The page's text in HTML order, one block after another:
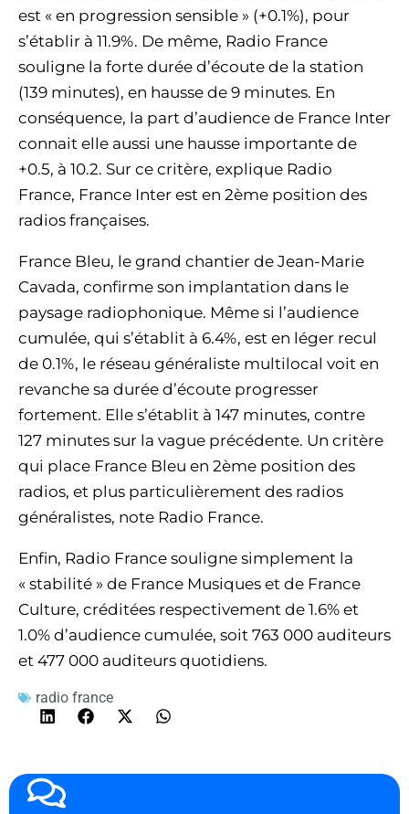
est « en progression sensible » (+0.1%), pour
s’établir à 11.9%. De même, Radio France
souligne la forte durée d’écoute de la station
(139 minutes), en hausse de 9 minutes. En
conséquence, la part d’audience de France Inter
connait elle aussi une hausse importante de
+0.5, à 10.2. Sur ce critère, explique Radio
France, France Inter est en 2ème position des
radios françaises.
France Bleu, le grand chantier de Jean-Marie
Cavada, confirme son implantation dans le
paysage radiophonique. Même si l’audience
cumulée, qui s’établit à 6.4%, est en léger recul
de 0.1%, le réseau généraliste multilocal voit en
revanche sa durée d’écoute progresser
fortement. Elle s’établit à 147 minutes, contre
127 minutes sur la vague précédente. Un critère
qui place France Bleu en 2ème position des
radios, et plus particulièrement des radios
généralistes, note Radio France.
Enfin, Radio France souligne simplement la
« stabilité » de France Musiques et de France
Culture, créditées respectivement de 1.6% et
1.0% d’audience cumulée, soit 763 000 auditeurs
et 477 000 auditeurs quotidiens.
radio france